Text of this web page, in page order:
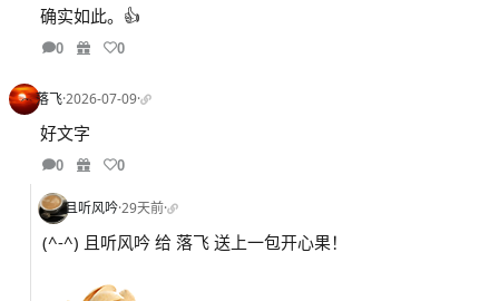
确实如此。👍
0 0
落飞·2026-07-09·
好文字
0 0
且听风吟·29天前·
(^-^) 且听风吟 给 落飞 送上一包开心果！